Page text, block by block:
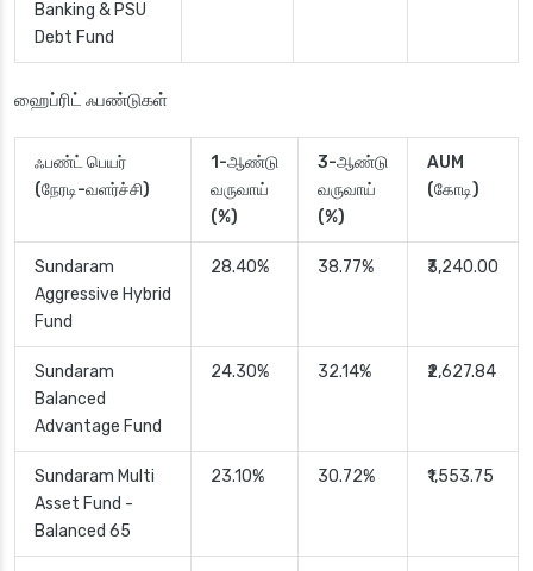
Banking & PSU
Debt Fund
ஹைப்ரிட் ஃபண்டுகள்
ஃபண்ட் பெயர்
(நேரடி-வளர்ச்சி)
1-ஆண்டு
வருவாய்
(%)
3-ஆண்டு
வருவாய்
(%)
AUM
(கோடி)
Sundaram
Aggressive Hybrid
Fund
28.40% 38.77% ₹3,240.00
Sundaram
Balanced
Advantage Fund
24.30% 32.14% ₹2,627.84
Sundaram Multi
Asset Fund -
Balanced 65
23.10% 30.72% ₹1,553.75